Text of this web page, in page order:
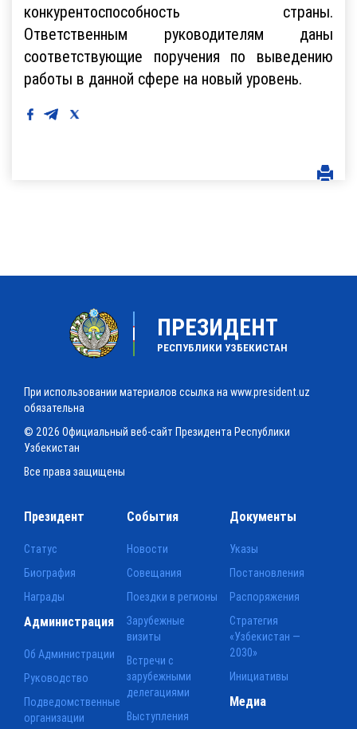
конкурентоспособность страны.
Ответственным руководителям даны
соответствующие поручения по выведению
работы в данной сфере на новый уровень.
ПРЕЗИДЕНТ
РЕСПУБЛИКИ УЗБЕКИСТАН
При использовании материалов ссылка на www.president.uz
обязательна
© 2026 Официальный веб-сайт Президента Республики
Узбекистан
Все права защищены
Президент
Статус
Биография
Награды
События
Новости
Совещания
Поездки в регионы
Зарубежные
визиты
Встречи с
зарубежными
делегациями
Выступления
Документы
Указы
Постановления
Распоряжения
Стратегия
«Узбекистан —
2030»
Инициативы
Администрация
Об Администрации
Руководство
Подведомственные
организации
Медиа